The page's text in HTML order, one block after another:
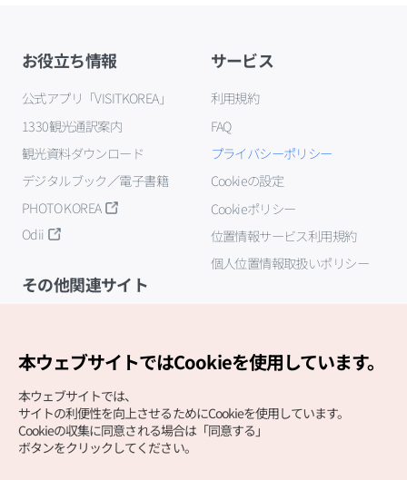
お役立ち情報
公式アプリ「VISITKOREA」
1330観光通訳案内
観光資料ダウンロード
デジタルブック／電子書籍
PHOTO KOREA
Odii
サービス
利用規約
FAQ
プライバシーポリシー
Cookieの設定
Cookieポリシー
位置情報サービス利用規約
個人位置情報取扱いポリシー
その他関連サイト
本ウェブサイトではCookieを使用しています。
本ウェブサイトでは、
サイトの利便性を向上させるためにCookieを使用しています。
Cookieの収集に同意される場合は「同意する」
ボタンをクリックしてください。